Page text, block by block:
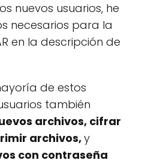
nuevos usuarios, he
necesarios para la
en la descripción de
de estos
también
archivos, cifrar
archivos,y
con contraseña